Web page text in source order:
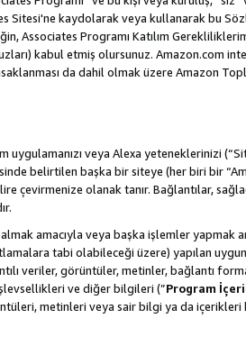
Sitesi'ne kaydolarak veya kullanarak bu
Associates Programı Katılım
kabul etmiş olursunuz. Amazon.com
da dahil olmak üzere Amazon
uygulamanızı veya Alexa yeteneklerinizi
belirtilen başka bir siteye (her biri bir
çevirmenize olanak tanır. Bağlantılar,
amacıyla veya başka işlemler yapmak
tabi olabileceği üzere) yapılan
veriler, görüntüler, metinler, bağlantı
ve diğer bilgileri (”Program
metinleri veya sair bilgi ya da içerikleri